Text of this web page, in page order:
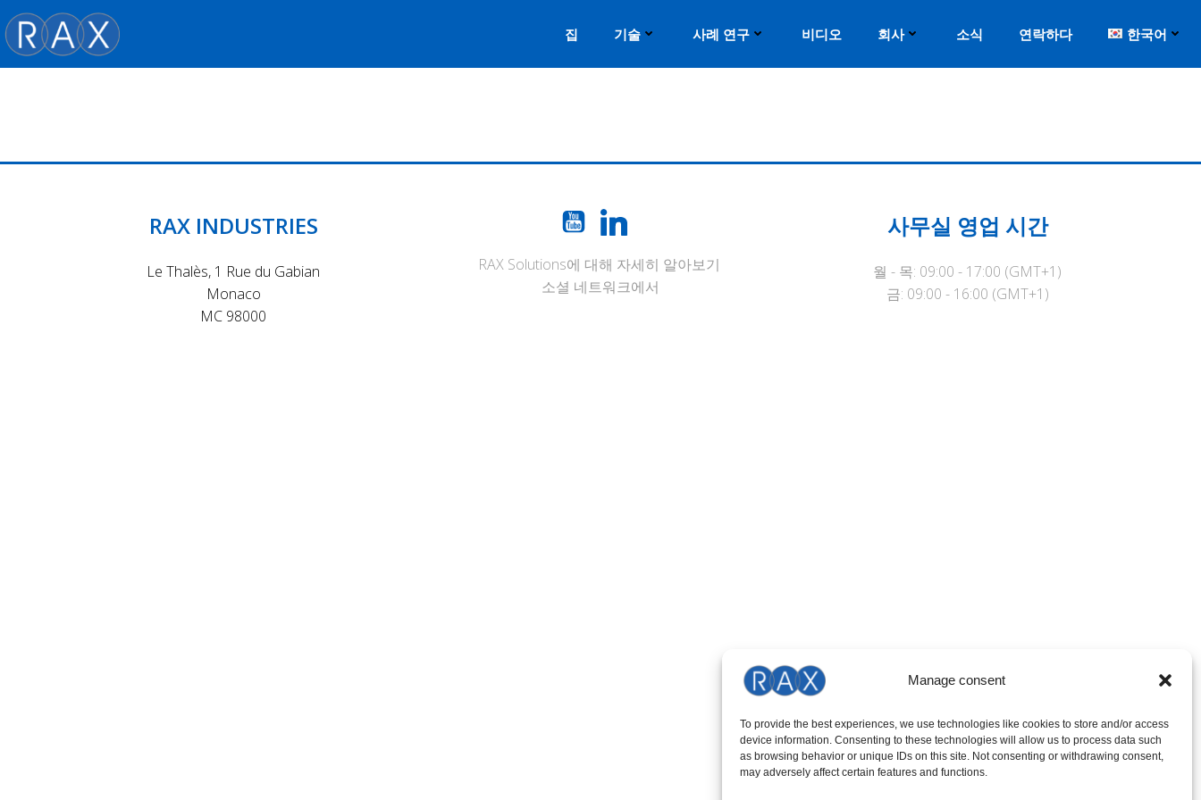
Manage consent
To provide the best experiences, we use technologies like cookies to store and/or access
device information. Consenting to these technologies will allow us to process data such
as browsing behavior or unique IDs on this site. Not consenting or withdrawing consent,
may adversely affect certain features and functions.
Skip
to
content
집 기술 사례 연구 비디오 회사 소식 연락하다 한국어
RAX INDUSTRIES
Le Thalès, 1 Rue du Gabian
Monaco
MC 98000
RAX Solutions에 대해 자세히 알아보기
소셜 네트워크에서
사무실 영업 시간
월 - 목: 09:00 - 17:00 (GMT+1)
금: 09:00 - 16:00 (GMT+1)